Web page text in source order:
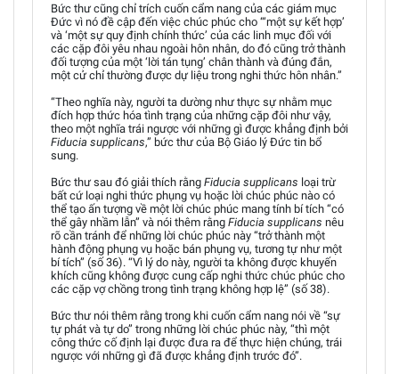
Bức thư cũng chỉ trích cuốn cẩm nang của các giám mục
Đức vì nó đề cập đến việc chúc phúc cho “‘một sự kết hợp’
và ‘một sự quy định chính thức’ của các linh mục đối với
các cặp đôi yêu nhau ngoài hôn nhân, do đó cũng trở thành
đối tượng của một ‘lời tán tụng’ chân thành và đúng đắn,
một cử chỉ thường được dự liệu trong nghi thức hôn nhân.”
“Theo nghĩa này, người ta dường như thực sự nhằm mục
đích hợp thức hóa tình trạng của những cặp đôi như vậy,
theo một nghĩa trái ngược với những gì được khẳng định bởi
Fiducia supplicans,” bức thư của Bộ Giáo lý Đức tin bổ
sung.
Bức thư sau đó giải thích rằng Fiducia supplicans loại trừ
bất cứ loại nghi thức phụng vụ hoặc lời chúc phúc nào có
thể tạo ấn tượng về một lời chúc phúc mang tính bí tích “có
thể gây nhầm lẫn” và nói thêm rằng Fiducia supplicans nêu
rõ cần tránh để những lời chúc phúc này “trở thành một
hành động phụng vụ hoặc bán phụng vụ, tương tự như một
bí tích” (số 36). “Vì lý do này, người ta không được khuyến
khích cũng không được cung cấp nghi thức chúc phúc cho
các cặp vợ chồng trong tình trạng không hợp lệ” (số 38).
Bức thư nói thêm rằng trong khi cuốn cẩm nang nói về “sự
tự phát và tự do” trong những lời chúc phúc này, “thì một
công thức cố định lại được đưa ra để thực hiện chúng, trái
ngược với những gì đã được khẳng định trước đó”.